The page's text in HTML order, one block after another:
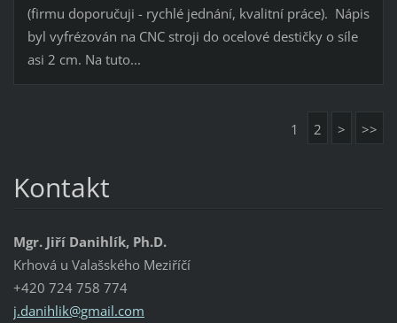
(firmu doporučuji - rychlé jednání, kvalitní práce). Nápis
byl vyfrézován na CNC stroji do ocelové destičky o síle
asi 2 cm. Na tuto...
1 2 > >>
Kontakt
Mgr. Jiří Danihlík, Ph.D.
Krhová u Valašského Meziříčí
+420 724 758 774
j.danihlik@gmail.com